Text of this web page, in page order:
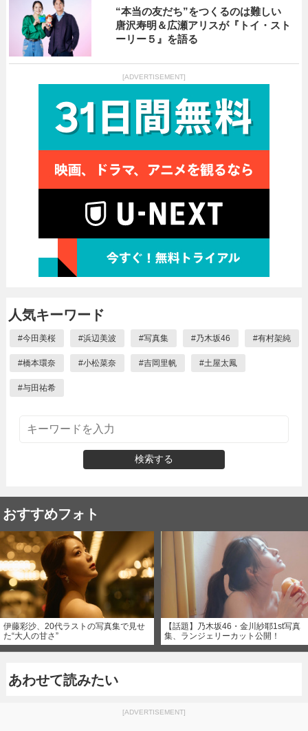
“本当の友だち”をつくるのは難しい
唐沢寿明＆広瀬アリスが『トイ・スト
ーリー５』を語る
[ADVERTISEMENT]
人気キーワード
#今田美桜 #浜辺美波 #写真集 #乃木坂46 #有村架純
#橋本環奈 #小松菜奈 #吉岡里帆 #土屋太鳳
#与田祐希
検索する
おすすめフォト
伊藤彩沙、20代ラストの写真集で見せ
た“大人の甘さ”
【話題】乃木坂46・金川紗耶1st写真
集、ランジェリーカット公開！
あわせて読みたい
[ADVERTISEMENT]